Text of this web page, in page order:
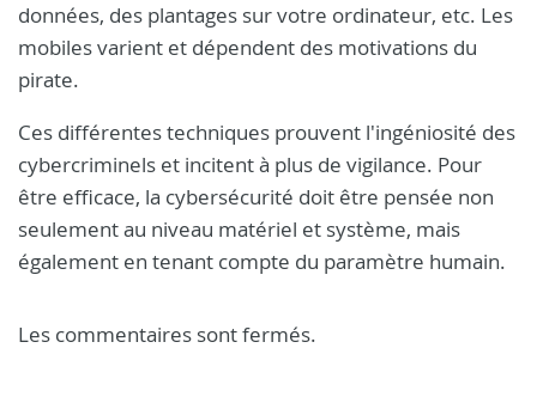
données, des plantages sur votre ordinateur, etc. Les
mobiles varient et dépendent des motivations du
pirate.
Ces différentes techniques prouvent l'ingéniosité des
cybercriminels et incitent à plus de vigilance. Pour
être efficace, la cybersécurité doit être pensée non
seulement au niveau matériel et système, mais
également en tenant compte du paramètre humain.
Les commentaires sont fermés.